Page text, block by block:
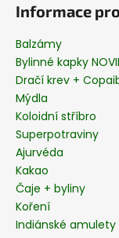
Informace
Balzámy
Bylinné kapky
Dračí krev +
Mýdla
Koloidní stříbro
Superpotraviny
Ajurvéda
Kakao
Čaje + byliny
Koření
Indiánské amulety